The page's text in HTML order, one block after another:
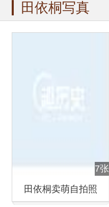
田依桐写真
7张
田依桐卖萌自拍照